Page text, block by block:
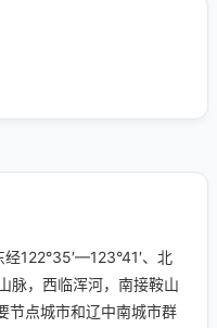
122°35′—123°41′、北
脉，西临浑河，南接鞍山
节点城市和辽中南城市群